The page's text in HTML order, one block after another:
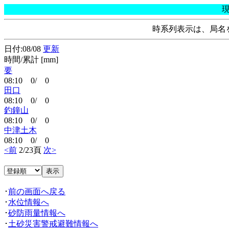
時系列表示は、局
日付:08/08 更新
時間/累計 [mm]
要
08:10 0/ 0
田口
08:10 0/ 0
釣鐘山
08:10 0/ 0
中津土木
08:10 0/ 0
<前 2/23頁 次>
･前の画面へ戻る
･ 水位情報へ
･砂防雨量情報へ
･ 土砂災害警戒避難情報へ